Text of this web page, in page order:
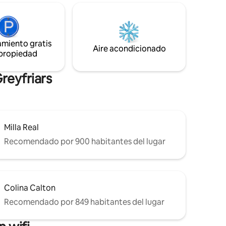
cerca del Museo Nacional de Escocia, la
Universidad y pubs de música icónicos.
Un refugio memorable y tranquilo en una
ciudad inolvidable, ¡definitivamente me
gratis
Aire acondicionado
Milla Real
Recomendado por 900 habitantes del lugar
Colina Calton
Recomendado por 849 habitantes del lugar